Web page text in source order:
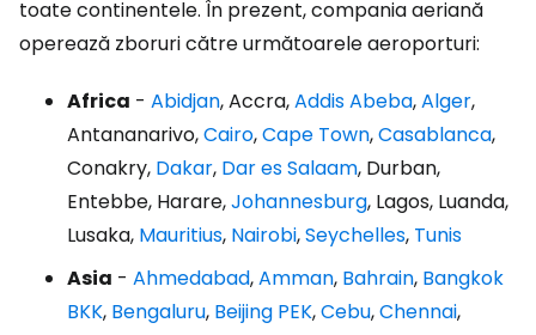
toate continentele. În prezent, compania aeriană
operează zboruri către următoarele aeroporturi:
Africa - Abidjan, Accra,Addis Abeba,Alger,
Antananarivo,Cairo,Cape Town,Casablanca,
Conakry, Dakar, Dar es Salaam, Durban,
Entebbe, Harare,Johannesburg, Lagos, Luanda,
Lusaka, Mauritius, Nairobi,Seychelles, Tunis
Asia - Ahmedabad,Amman, Bahrain, Bangkok
BKK, Bengaluru, Beijing PEK,Cebu,Chennai,